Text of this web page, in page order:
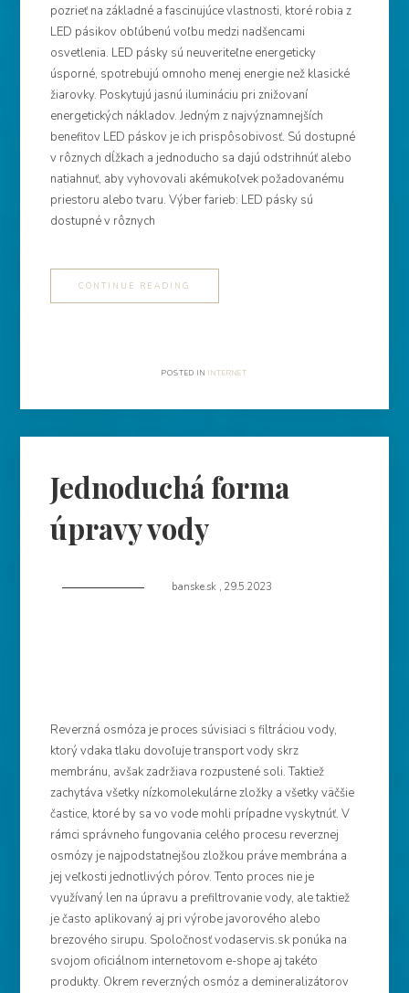
pozrieť na základné a fascinujúce vlastnosti, ktoré robia z
LED pásikov obľúbenú voľbu medzi nadšencami
osvetlenia. LED pásky sú neuveriteľne energeticky
úsporné, spotrebujú omnoho menej energie než klasické
žiarovky. Poskytujú jasnú ilumináciu pri znižovaní
energetických nákladov. Jedným z najvýznamnejších
benefitov LED páskov je ich prispôsobivosť. Sú dostupné
v rôznych dĺžkach a jednoducho sa dajú odstrihnúť alebo
natiahnuť, aby vyhovovali akémukoľvek požadovanému
priestoru alebo tvaru. Výber farieb: LED pásky sú
dostupné v rôznych
CONTINUE READING
POSTED IN INTERNET
Jednoduchá forma
úpravy vody
banske.sk , 29.5.2023
Reverzná osmóza je proces súvisiaci s filtráciou vody,
ktorý vdaka tlaku dovoľuje transport vody skrz
membránu, avšak zadržiava rozpustené soli. Taktiež
zachytáva všetky nízkomolekulárne zložky a všetky väčšie
častice, ktoré by sa vo vode mohli prípadne vyskytnúť. V
rámci správneho fungovania celého procesu reverznej
osmózy je najpodstatnejšou zložkou práve membrána a
jej veľkosti jednotlivých pórov. Tento proces nie je
využívaný len na úpravu a prefiltrovanie vody, ale taktiež
je často aplikovaný aj pri výrobe javorového alebo
brezového sirupu. Spoločnosť vodaservis.sk ponúka na
svojom oficiálnom internetovom e-shope aj takéto
produkty. Okrem reverzných osmóz a demineralizátorov